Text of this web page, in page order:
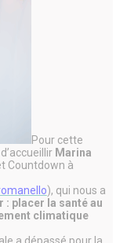
Pour cette
Marina
Countdown à
), qui nous a
: placer la santé au
climatique